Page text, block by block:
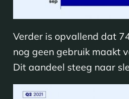
Verder is opvallend dat
nog geen gebruik maakt
Dit aandeel steeg naar